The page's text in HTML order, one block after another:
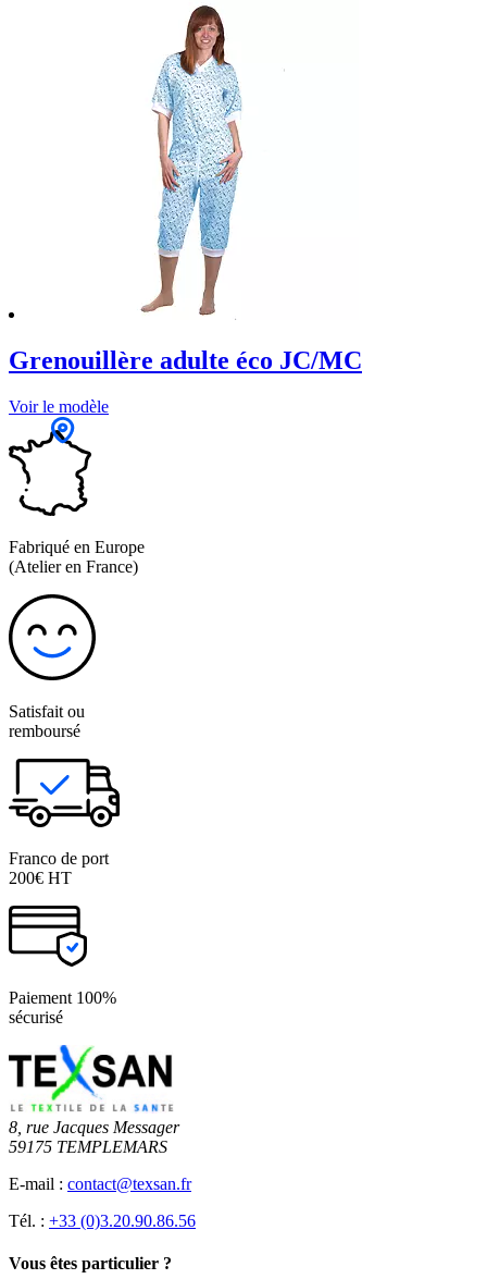
Grenouillère adulte éco JC/MC
Voir le modèle
Fabriqué en Europe
(Atelier en France)
Satisfait ou
remboursé
Franco de port
200€ HT
Paiement 100%
sécurisé
8, rue Jacques Messager
59175 TEMPLEMARS
E-mail : contact@texsan.fr
Tél. : +33 (0)3.20.90.86.56
Vous êtes particulier ?